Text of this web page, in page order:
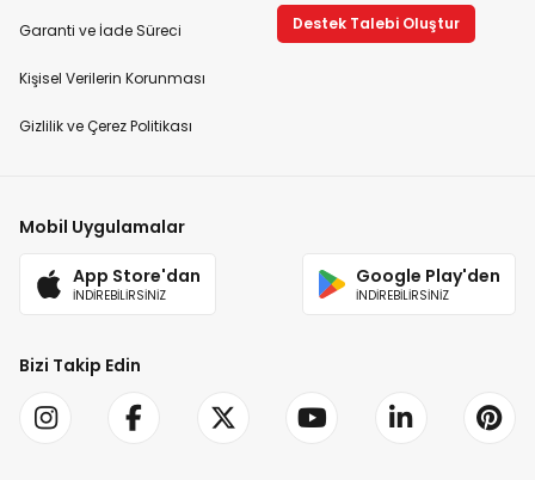
Garanti ve İade Süreci
Kişisel Verilerin Korunması
Gizlilik ve Çerez Politikası
Destek Talebi Oluştur
Mobil Uygulamalar
App Store'dan
İNDİREBİLİRSİNİZ
Google Play'den
İNDİREBİLİRSİNİZ
Bizi Takip Edin